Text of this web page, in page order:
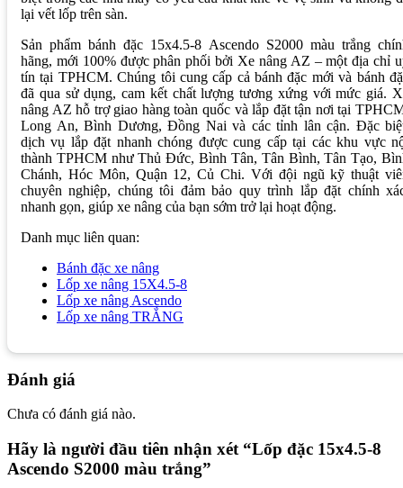
lại vết lốp trên sàn.
Sản phẩm bánh đặc 15x4.5-8 Ascendo S2000 màu trắng
hãng, mới 100% được phân phối bởi Xe nâng AZ – một địa chỉ
tín tại TPHCM. Chúng tôi cung cấp cả bánh đặc mới và bánh
đã qua sử dụng, cam kết chất lượng tương xứng với mức giá.
nâng AZ hỗ trợ giao hàng toàn quốc và lắp đặt tận nơi tại
Long An, Bình Dương, Đồng Nai và các tỉnh lân cận. Đặc
dịch vụ lắp đặt nhanh chóng được cung cấp tại các khu vực
thành TPHCM như Thủ Đức, Bình Tân, Tân Bình, Tân Tạo,
Chánh, Hóc Môn, Quận 12, Củ Chi. Với đội ngũ kỹ thuật
chuyên nghiệp, chúng tôi đảm bảo quy trình lắp đặt chính
nhanh gọn, giúp xe nâng của bạn sớm trở lại hoạt động.
Danh mục liên quan:
Bánh đặc xe nâng
Lốp xe nâng 15X4.5-8
Lốp xe nâng Ascendo
Lốp xe nâng TRẮNG
Đánh giá
Chưa có đánh giá nào.
Hãy là người đầu tiên nhận xét “Lốp đặc 15x4.5-8
Ascendo S2000 màu trắng”